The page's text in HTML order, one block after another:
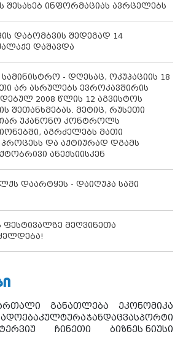
შესახებ ინფორმაციას ავრცელებს
დაბომბვის შედეგად 14
დაშავდა
- დღესაც, ოკუპაციის 18
არ ასრულებს ევროკავშირის
2008 წლის 12 აგვისტოს
შეთანხმებას. მეტიც, რუსეთი
უკანონო კონტროლს
აგრძელებს მათი
და აქტიურად დგამს
ანექსიისკენ
დაარტყეს - დაიღუპა სამი
ფესტივალზე მეღვინეთა
განათლება
ეკონომიკა
კულტურაჯანდაცვასპორტი
ჩინეთი ბიზნეს ნიუსი